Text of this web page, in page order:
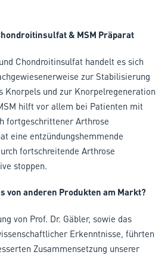
& MSM Präparat
Chondroitinsulfat handelt es sich
zur Stabilisierung
Knorpels und zur Knorpelregeneration
hilft vor allem bei Patienten mit
fortgeschrittener Arthrose
eine entzündungshemmende
fortschreitende Arthrose
stoppen.
von anderen Produkten am Markt?
von Prof. Dr. Gäbler, sowie das
Erkenntnisse, führten
Zusammensetzung unserer